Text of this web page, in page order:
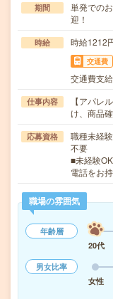
期間
単発での
迎！
時給 時給1212
交通費
交通費支
仕事内容
【アパレ
け、商品
応募資格
職種未経
不要
■未経験
電話をお
職場の雰囲気
年齢層
20代
男女比率
女性